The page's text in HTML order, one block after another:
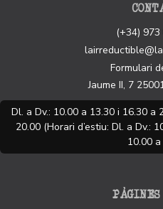
(+34)
Formulari
Jaume II, 7
Dl. a Dv.: 10.00 a 13.30 i 16.30 a
20.00 (Horari d’estiu: Dl. a Dv.:
10.00